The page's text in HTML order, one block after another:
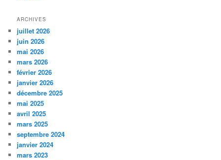
ARCHIVES
juillet 2026
juin 2026
mai 2026
mars 2026
février 2026
janvier 2026
décembre 2025
mai 2025
avril 2025
mars 2025
septembre 2024
janvier 2024
mars 2023